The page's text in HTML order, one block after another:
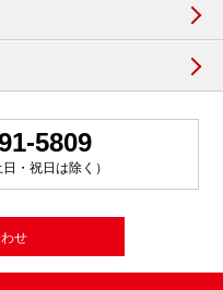
5809
・祝日は除く）
せ